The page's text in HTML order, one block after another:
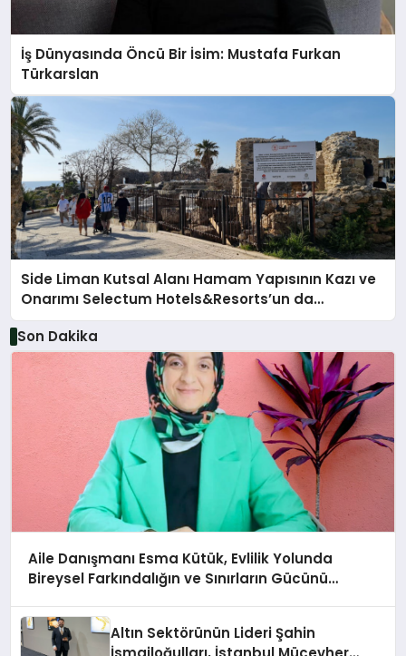
İş Dünyasında Öncü Bir İsim: Mustafa Furkan
Türkarslan
Side Liman Kutsal Alanı Hamam Yapısının Kazı ve
Onarımı Selectum Hotels&Resorts’un da
Katkılarıyla Tamamlandı
Son Dakika
Aile Danışmanı Esma Kütük, Evlilik Yolunda
Bireysel Farkındalığın ve Sınırların Gücünü
Altın Sektörünün Lideri Şahin